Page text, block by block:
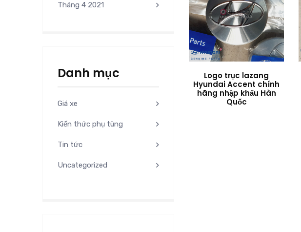
Tháng 4 2021
Danh mục
Giá xe
Kiến thức phụ tùng
Tin tức
Uncategorized
Logo trục lazang
Hyundai Accent chính
hãng nhập khẩu Hàn
Quốc